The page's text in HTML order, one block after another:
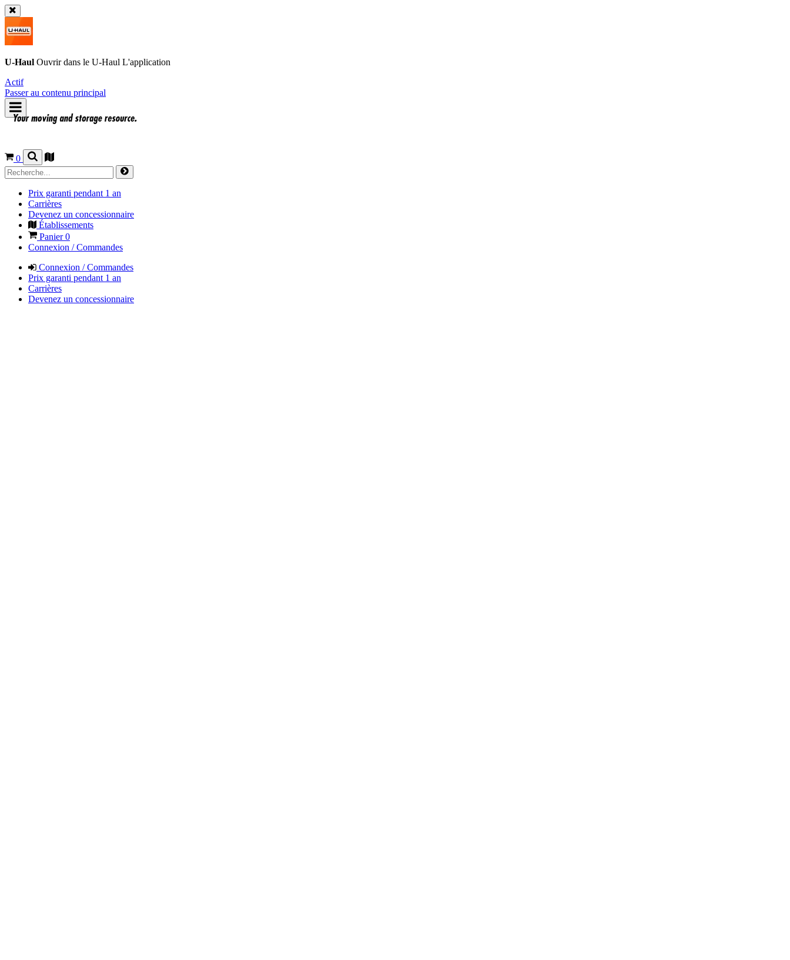
U-Haul Ouvrir dans le U-Haul L'application
Actif
Passer au contenu principal
0
Prix garanti pendant 1 an
Carrières
Devenez un concessionnaire
Établissements
Panier0
Connexion / Commandes
Connexion / Commandes
Prix garanti pendant 1 an
Carrières
Devenez un concessionnaire